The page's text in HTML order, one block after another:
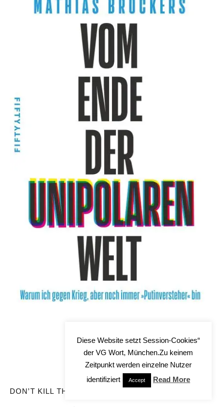
Bestellungen hier
DON’T KILL THE MESSENGER
Diese Website setzt Session-Cookies“
der VG Wort, München.Zu keinem
Zeitpunkt werden einzelne Nutzer
identifiziert
Accept Read More